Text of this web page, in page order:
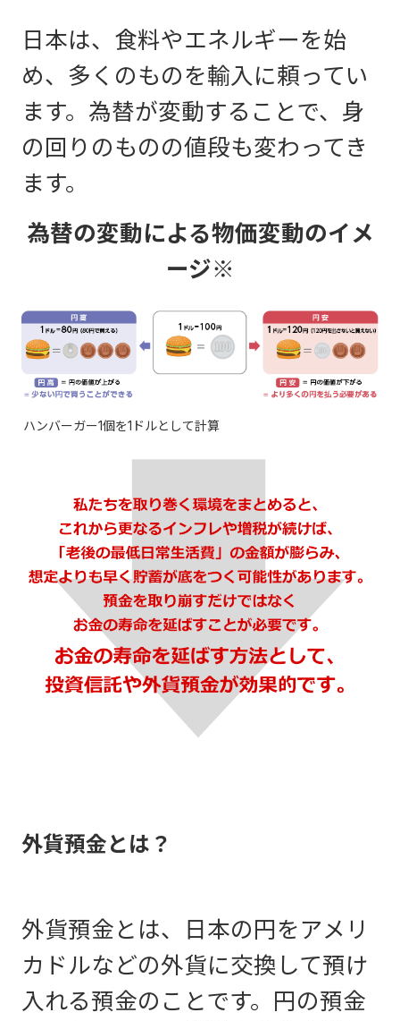
日本は、食料やエネルギーを始
め、多くのものを輸入に頼ってい
ます。為替が変動することで、身
の回りのものの値段も変わってき
ます。
為替の変動による物価変動のイメ
ージ※
ハンバーガー1個を1ドルとして計算
外貨預金とは？
外貨預金とは、日本の円をアメリ
カドルなどの外貨に交換して預け
入れる預金のことです。円の預金